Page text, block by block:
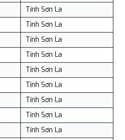
Tỉnh Sơn La
Tỉnh Sơn La
Tỉnh Sơn La
Tỉnh Sơn La
Tỉnh Sơn La
Tỉnh Sơn La
Tỉnh Sơn La
Tỉnh Sơn La
Tỉnh Sơn La